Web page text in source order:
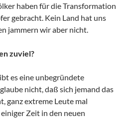
haben für die Transformation
gebracht. Kein Land hat uns
jammern wir aber nicht.
zuviel?
es eine unbegründete
nicht, daß sich jemand das
ganz extreme Leute mal
Zeit in den neuen